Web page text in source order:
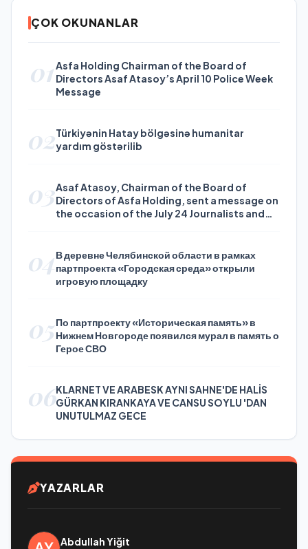
ÇOK OKUNANLAR
01Asfa Holding Chairman of the Board of
Directors Asaf Atasoy’s April 10 Police Week
Message
02Türkiyənin Hatay bölgəsinə humanitar
yardım göstərilib
03Asaf Atasoy, Chairman of the Board of
Directors of Asfa Holding, sent a message on
the occasion of the July 24 Journalists and
04В деревне Челябинской области в рамках
партпроекта «Городская среда» открыли
игровую площадку
05По партпроекту «Историческая память» в
Нижнем Новгороде появился мурал в память о
Герое СВО
06KLARNET VE ARABESK AYNI SAHNE'DE HALİS
GÜRKAN KIRANKAYA VE CANSU SOYLU 'DAN
UNUTULMAZ GECE
YAZARLAR
Abdullah Yiğit